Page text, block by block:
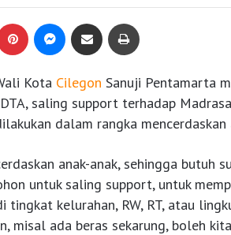
Kota Cilegon Sanuji Pentamarta
saling support terhadap
dalam rangka mencerdaskan
anak-anak, sehingga butuh
untuk saling support, untuk
tingkat kelurahan, RW, RT, atau
misal ada beras sekarung, boleh